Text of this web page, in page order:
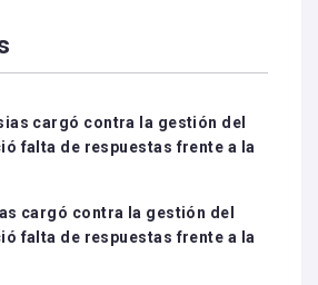
cargó contra la gestión del
falta de respuestas frente a la
cargó contra la gestión del
falta de respuestas frente a la